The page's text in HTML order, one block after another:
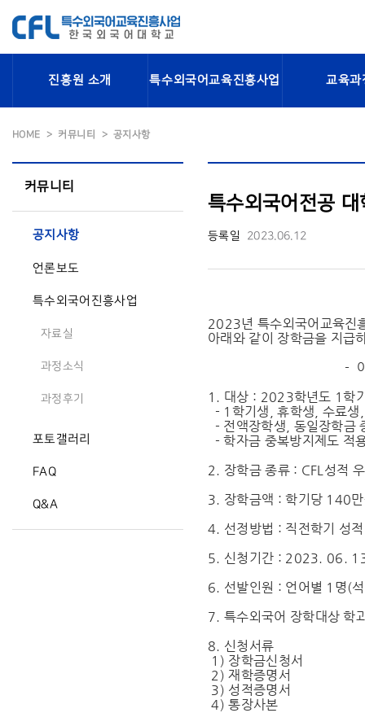
진흥원 소개 특수외국어교육진흥사업 교육과
HOME 커뮤니티 공지사항
커뮤니티
공지사항
언론보도
특수외국어진흥사업
자료실
과정소식
과정후기
포토갤러리
FAQ
Q&A
특수외국어전공
등록일 2023.06.12
2023년 특수외국어교육진
아래와 같이 장학금을 지급
- 아
1. 대상 : 2023학년도 1학
- 1학기생, 휴학생, 수료생
- 전액장학생, 동일장학금
- 학자금 중복방지제도 적
2. 장학금 종류 : CFL성적
3. 장학금액 : 학기당 140
4. 선정방법 : 직전학기 성
5. 신청기간 : 2023. 06.
6. 선발인원 : 언어별 1명(
7. 특수외국어 장학대상 학
8. 신청서류
1) 장학금신청서
2) 재학증명서
3) 성적증명서
4) 통장사본